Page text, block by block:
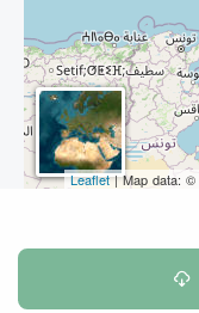
Leaflet| Map data: ©